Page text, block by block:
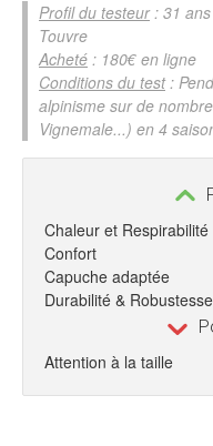
Profil du testeur: 31 ans
Touvre
Acheté : 180€ en ligne
Conditions du test:
alpinisme sur de
Vignemale...) en 4
Chaleur et Respirabilité
Confort
Capuche adaptée
Durabilité & Robustesse
Attention à la taille